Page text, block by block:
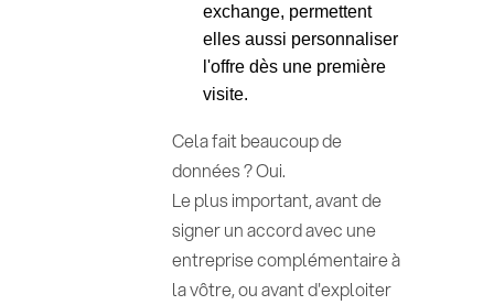
exchange, permettent
elles aussi personnaliser
l'offre dès une première
visite.
Cela fait beaucoup de
données ? Oui.
Le plus important, avant de
signer un accord avec une
entreprise complémentaire à
la vôtre, ou avant d'exploiter